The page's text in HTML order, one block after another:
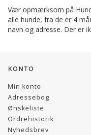
Vær opmærksom på
alle hunde, fra de er 4
navn og adresse. Der er
KONTO
Min konto
Adressebog
Ønskeliste
Ordrehistorik
Nyhedsbrev